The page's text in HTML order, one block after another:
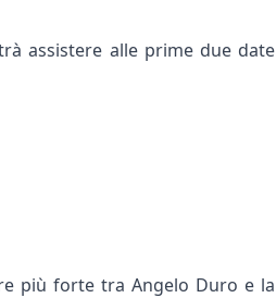
assistere alle prime due date
più forte tra Angelo Duro e la